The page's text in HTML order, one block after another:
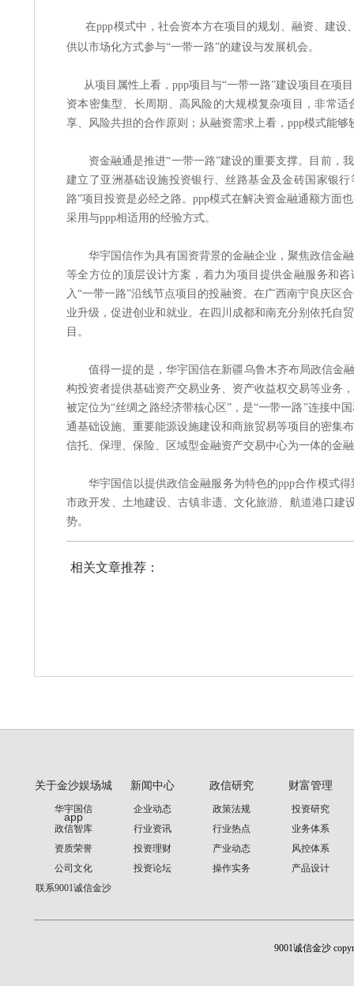
在ppp模式中，社会资本方在项目的规划、融资、建
供以市场化方式参与“一带一路”的建设与发展机会。
从项目属性上看，ppp项目与“一带一路”建设项目在项
资本密集型、长周期、高风险的大规模复杂项目，非常
享、风险共担的合作原则；从融资需求上看，ppp模式能
资金融通是推进“一带一路”建设的重要支撑。目前，
建立了亚洲基础设施投资银行、丝路基金及金砖国家银
路”项目投资是必经之路。ppp模式在解决资金融通额方面
采用与ppp相适用的经验方式。
华宇国信作为具有国资背景的金融企业，聚焦政信金
等全方位的顶层设计方案，着力为项目提供金融服务和
入“一带一路”沿线节点项目的投融资。在广西南宁良庆区
业升级，促进创业和就业。在四川成都和南充分别依托自
目。
值得一提的是，华宇国信在新疆乌鲁木齐布局政信金
构投资者提供基础资产交易业务、资产收益权交易等业务
被定位为“丝绸之路经济带核心区”，是“一带一路”连接中
通基础设施、重要能源设施建设和商旅贸易等项目的密集
信托、保理、保险、区域型金融资产交易中心为一体的金
华宇国信以提供政信金融服务为特色的ppp合作模式
市政开发、土地建设、古镇非遗、文化旅游、航道港口建
势。
相关文章推荐：
关于金沙娱场城
app
华宇国信
政信智库
资质荣誉
公司文化
联系9001诚信金沙
新闻中心
企业动态
行业资讯
投资理财
投资论坛
政信研究
政策法规
行业热点
产业动态
操作实务
财富管理
投资研究
业务体系
风控体系
产品设计
9001诚信金沙